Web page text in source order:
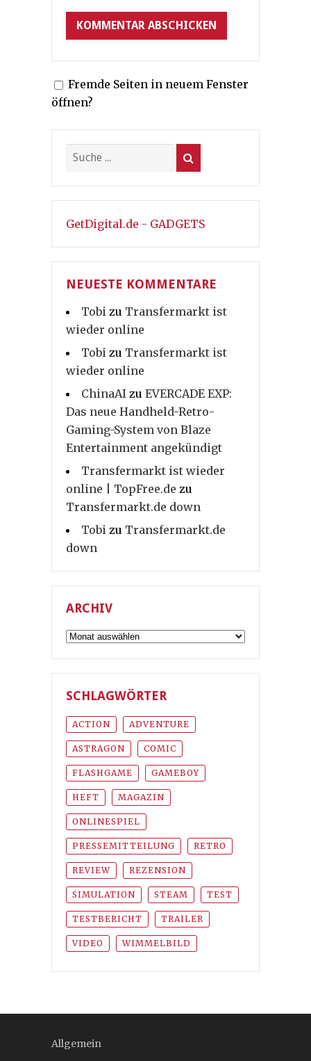
Fremde Seiten in neuem Fenster
öffnen?
GetDigital.de - GADGETS
NEUESTE KOMMENTARE
Tobi zu Transfermarkt ist
wieder online
Tobi zu Transfermarkt ist
wieder online
ChinaAI zu EVERCADE EXP:
Das neue Handheld-Retro-
Gaming-System von Blaze
Entertainment angekündigt
Transfermarkt ist wieder
online | TopFree.de zu
Transfermarkt.de down
Tobi zu Transfermarkt.de
down
ARCHIV
Archiv
SCHLAGWÖRTER
ACTION ADVENTURE
ASTRAGON COMIC
FLASHGAME GAMEBOY
HEFT MAGAZIN
ONLINESPIEL
PRESSEMITTEILUNG RETRO
REVIEW REZENSION
SIMULATION STEAM TEST
TESTBERICHT TRAILER
VIDEO WIMMELBILD
Allgemein